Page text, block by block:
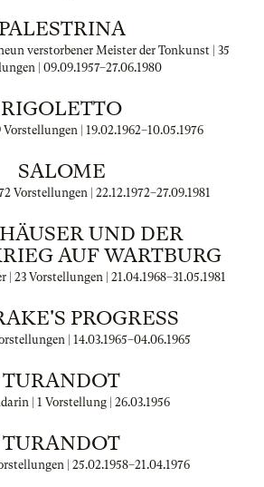
PALESTRINA
verstorbener Meister der Tonkunst | 35
| 09.09.1957–27.06.1980
RIGOLETTO
| 19.02.1962–10.05.1976
SALOME
Vorstellungen | 22.12.1972–27.09.1981
UND DER
AUF WARTBURG
| 23 Vorstellungen | 21.04.1968–31.05.1981
PROGRESS
| 14.03.1965–04.06.1965
TURANDOT
| 1 Vorstellung | 26.03.1956
TURANDOT
| 25.02.1958–21.04.1976